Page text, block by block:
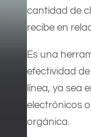
cantidad de
recibe en
Es una
efectividad
línea, ya sea
electrónicos
orgánica.